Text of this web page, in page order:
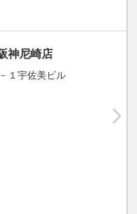
神尼崎店
１宇佐美ビル